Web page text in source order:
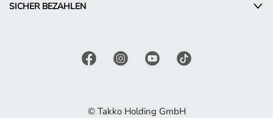
SICHER BEZAHLEN
© Takko Holding GmbH